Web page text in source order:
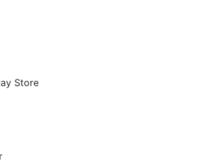
Store